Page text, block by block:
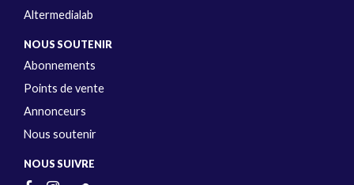
Altermedialab
NOUS SOUTENIR
Abonnements
Points de vente
Annonceurs
Nous soutenir
NOUS SUIVRE